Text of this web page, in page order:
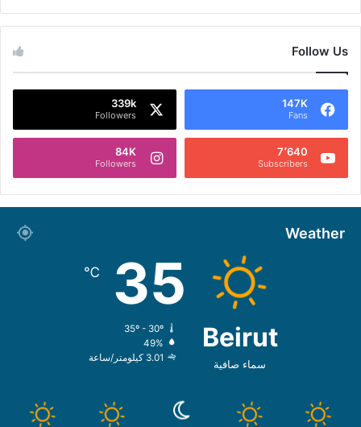
Follow Us
147K
Fans
339k
Followers
7٬640
Subscribers
84K
Followers
Weather
Beirut
سماء صافية
35
℃
35º - 30º
49%
3.01 كيلومتر/ساعة